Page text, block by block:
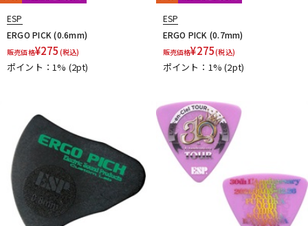
ESP
ERGO PICK (0.6mm)
販売価格¥275 (税込)
ポイント：1% (2pt)
ESP
ERGO PICK (0.7mm)
販売価格¥275(税込)
ポイント：1%(2pt)